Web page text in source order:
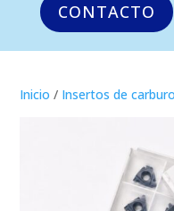
CONTACTO
Inicio / Insertos de